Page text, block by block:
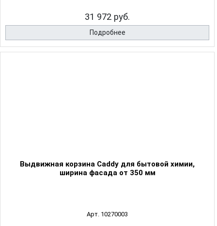
31 972 руб.
Подробнее
Выдвижная корзина Caddy для бытовой химии,
ширина фасада от 350 мм
Арт. 10270003